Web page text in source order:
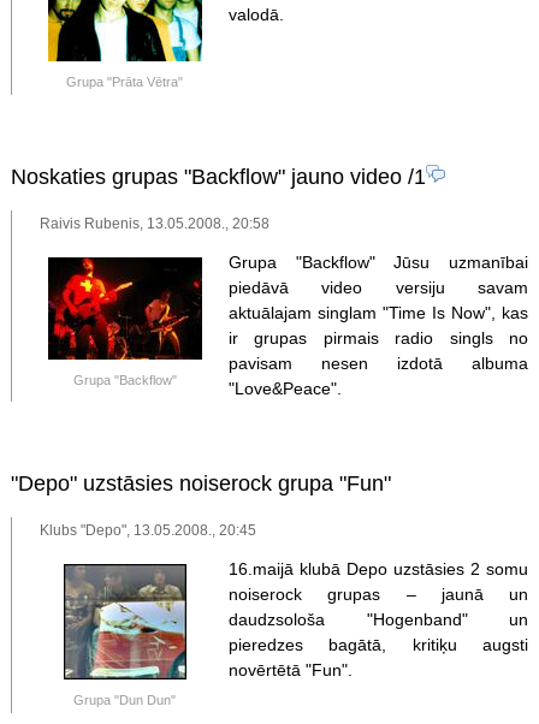
Grupa "Prāta Vētra"
valodā.
Noskaties grupas "Backflow" jauno video/1
Raivis Rubenis, 13.05.2008., 20:58
Grupa "Backflow"
Grupa "Backflow" Jūsu uzmanībai
piedāvā video versiju savam
aktuālajam singlam "Time Is Now", kas
ir grupas pirmais radio singls no
pavisam nesen izdotā albuma
"Love&Peace".
"Depo" uzstāsies noiserock grupa "Fun"
Klubs "Depo", 13.05.2008., 20:45
Grupa "Dun Dun"
16.maijā klubā Depo uzstāsies 2 somu
noiserock grupas – jaunā un
daudzsološa "Hogenband" un
pieredzes bagātā, kritiķu augsti
novērtētā "Fun".